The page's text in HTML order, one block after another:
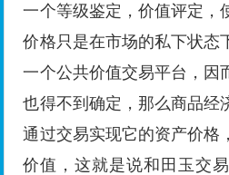
一个等级鉴定，价值评定，
价格只是在市场的私下状态
一个公共价值交易平台，因
也得不到确定，那么商品经
通过交易实现它的资产价格
价值，这就是说和田玉交